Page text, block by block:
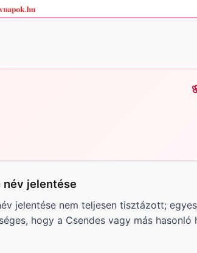
név jelentése
jelentése nem teljesen tisztázott;
hogy a Csendes vagy más